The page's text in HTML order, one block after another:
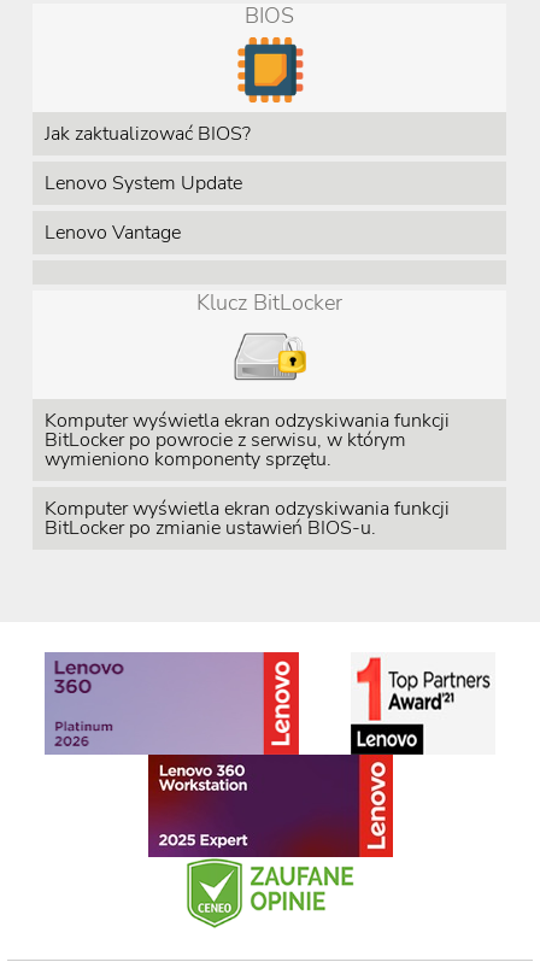
BIOS
Jak zaktualizować BIOS?
Lenovo System Update
Lenovo Vantage
Klucz BitLocker
Komputer wyświetla ekran odzyskiwania funkcji
BitLocker po powrocie z serwisu, w którym
wymieniono komponenty sprzętu.
Komputer wyświetla ekran odzyskiwania funkcji
BitLocker po zmianie ustawień BIOS-u.